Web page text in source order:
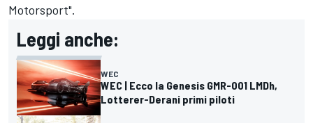
Motorsport".
Leggi anche:
WEC
WEC | Ecco la Genesis GMR-001 LMDh,
Lotterer-Derani primi piloti